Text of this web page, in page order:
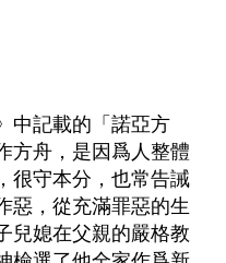
中記載的「諾亞方
方舟，是因爲人整體
很守本分，也常告誡
惡，從充滿罪惡的生
兒媳在父親的嚴格教